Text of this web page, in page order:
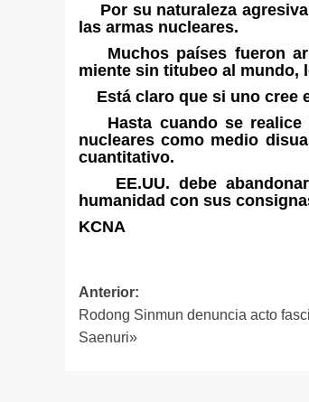
Por su naturaleza agresiva
las armas nucleares.
Muchos países fueron
miente sin titubeo al mundo,
Está claro que si uno cree
Hasta cuando se realice
nucleares como medio
cuantitativo.
EE.UU. debe
humanidad con sus
KCNA
Navegación
de
Anterior:
Rodong Sinmun denuncia acto
Saenuri»